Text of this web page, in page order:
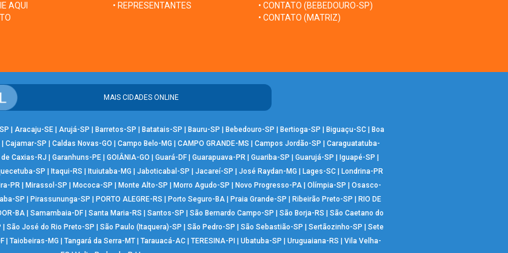
AQUI
• REPRESENTANTES
• CONTATO (BEBEDOURO-SP)
• CONTATO (MATRIZ)
MAIS CIDADES ONLINE
Aracaju-SE| Arujá-SP Barretos-SP Batatais-SP Bauru-SP Bebedouro-SP Bertioga-SP Biguaçu-SC|
Boa
Cajamar-SP Caldas Novas-GO Campo Belo-MG CAMPO GRANDE-MS Campos Jordão-SP
Caraguatatuba-
de Caxias-RJ Garanhuns-PE GOIÂNIA-GO Guará-DF Guarapuava-PR Guariba-SP Guarujá-SP Iguapé-SP
SP Itaqui-RS Ituiutaba-MG Jaboticabal-SP Jacareí-SP José Raydan-MG Lages-SC|
Londrina-PR
PR Mirassol-SP Mococa-SP Monte Alto-SP Morro Agudo-SP Novo Progresso-PA Olímpia-SP
Osasco-
SP Pirassununga-SP PORTO ALEGRE-RS Porto Seguro-BA| Praia Grande-SP Ribeirão Preto-SP
RIO DE
BA Samambaia-DF Santa Maria-RS Santos-SP São Bernardo Campo-SP São Borja-RS
São Caetano do
São José do Rio Preto-SP São Paulo (Itaquera)-SP São Pedro-SP São Sebastião-SP Sertãozinho-SP
Sete
| Taiobeiras-MG Tangará da Serra-MT| Tarauacá-AC| TERESINA-PI Ubatuba-SP Uruguaiana-RS
Vila Velha-